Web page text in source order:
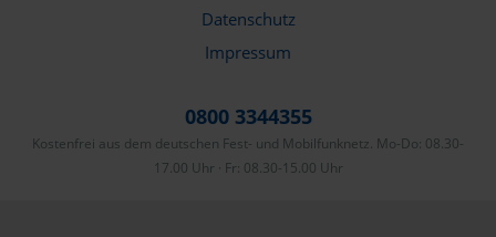
Datenschutz
Impressum
0800 3344355
Kostenfrei aus dem deutschen Fest- und Mobilfunknetz. Mo-Do: 08.30-
17.00 Uhr · Fr: 08.30-15.00 Uhr